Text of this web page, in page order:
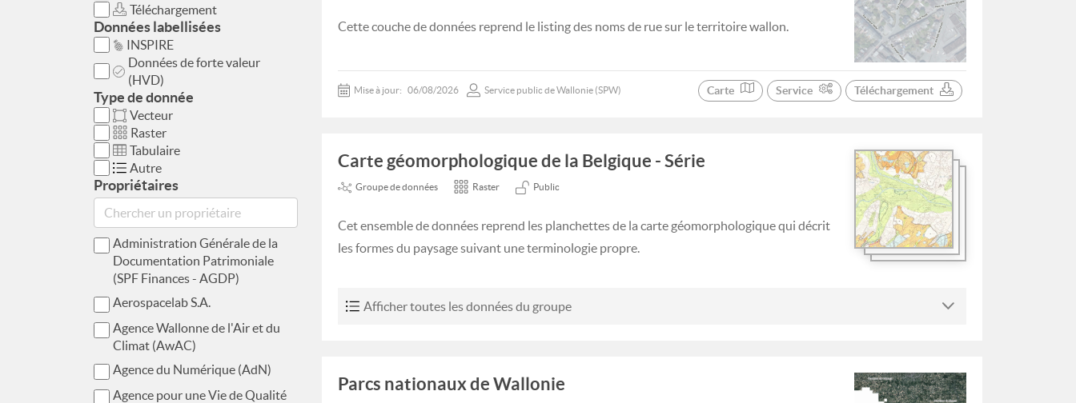
Téléchargement
Données labellisées
INSPIRE
Données de forte valeur
(HVD)
Type de donnée
Vecteur
Raster
Tabulaire
Autre
Propriétaires
Administration Générale de la
Documentation Patrimoniale
(SPF Finances - AGDP)
Aerospacelab S.A.
Agence Wallonne de l'Air et du
Climat (AwAC)
Agence du Numérique (AdN)
Agence pour une Vie de Qualité
Cette couche de données reprend le listing des noms de rue sur le territoire wallon.
Mise à jour: 06/08/2026 Service public de Wallonie (SPW) Carte Service Téléchargement
Carte géomorphologique de la Belgique - Série
Groupe de données Raster Public
Cet ensemble de données reprend les planchettes de la carte géomorphologique qui décrit
les formes du paysage suivant une terminologie propre.
Afficher toutes les données du groupe
Parcs nationaux de Wallonie